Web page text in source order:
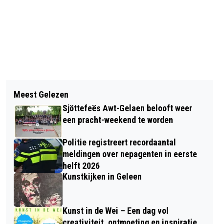
WISSELVALLIG EN FRIS
WEEKENDWEER
VIDEO: PRINSEN SJRAVELAIRE 2025
2026
Meest Gelezen
Sjöttefeës Awt-Gelaen belooft weer
een pracht-weekend te worden
Politie registreert recordaantal
meldingen over nepagenten in eerste
helft 2026
Kunstkijken in Geleen
Kunst in de Wei – Een dag vol